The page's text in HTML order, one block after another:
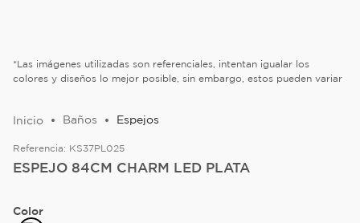
*Las imágenes utilizadas son referenciales, intentan igualar los
colores y diseños lo mejor posible, sin embargo, estos pueden variar
Baños Espejos
Referencia: KS37PL025
ESPEJO 84CM CHARM LED PLATA
Color